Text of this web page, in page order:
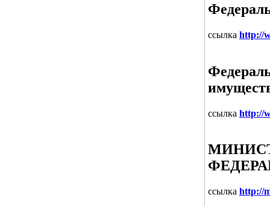
ссылка http://
ссылка http://
ссылка http://